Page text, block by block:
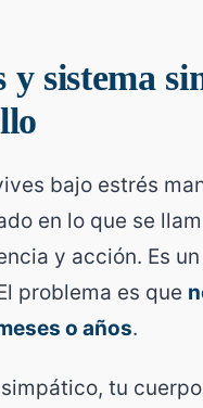
y sistema
bajo estrés
en lo que se
y acción. Es
problema es que
o años.
tu